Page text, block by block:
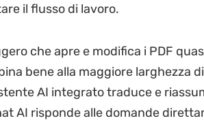
il flusso di lavoro.
che apre e modifica i PDF
bene alla maggiore larghezza
AI integrato traduce e
AI risponde alle domande